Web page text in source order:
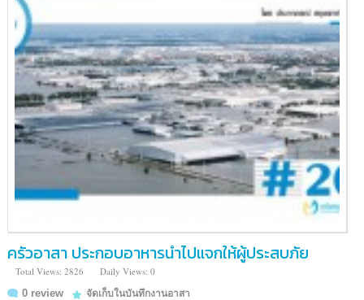
ครัวอาสา ประกอบอาหารนำไปแจกให้ผู้ประสบภัย
Total Views: 2826
Daily Views: 0
0 review
จัดเก็บในบันทึกงานอาสา